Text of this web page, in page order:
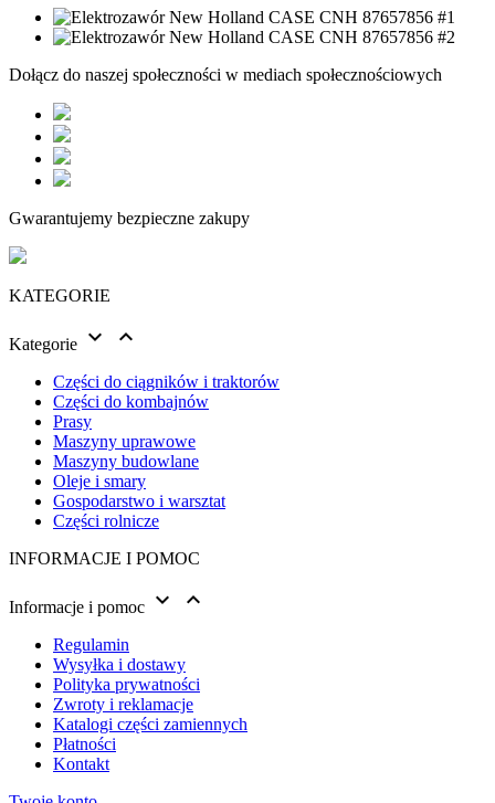
Dołącz do naszej społeczności w mediach społecznościowych
Gwarantujemy bezpieczne zakupy
KATEGORIE
Kategorie  
Części do ciągników i traktorów
Części do kombajnów
Prasy
Maszyny uprawowe
Maszyny budowlane
Oleje i smary
Gospodarstwo i warsztat
Części rolnicze
INFORMACJE I POMOC
Informacje i pomoc  
Regulamin
Wysyłka i dostawy
Polityka prywatności
Zwroty i reklamacje
Katalogi części zamiennych
Płatności
Kontakt